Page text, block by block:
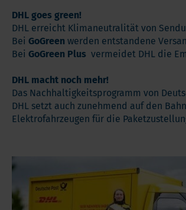
DHL goes green!
DHL erreicht Klimaneutralität von
Bei GoGreen werden entstandene
Bei GoGreen Plus vermeidet DHL die
DHL macht noch mehr!
Das Nachhaltigkeitsprogramm von
DHL setzt auch zunehmend auf den
Elektrofahrzeugen für die